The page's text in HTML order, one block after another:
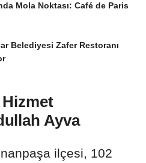
Mola Noktası: Café de Paris
Belediyesi Zafer Restoranı
Hizmet
Ayva
ilçesi, 102